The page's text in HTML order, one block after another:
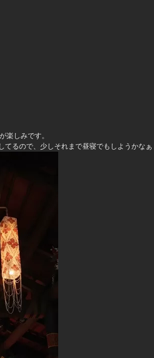
楽しみです。
てるので、少しそれまで昼寝でもしようかなぁ